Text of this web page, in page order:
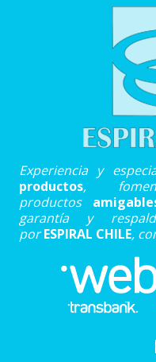
Experiencia y
productos,
productos
garantía y
porESPIRAL CHILE,